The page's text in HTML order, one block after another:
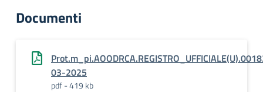
Documenti
03-2025
pdf - 419 kb